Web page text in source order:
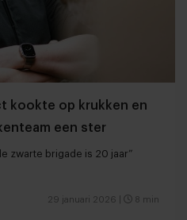
kookte op krukken en
een ster
zwarte brigade is 20 jaar”
29 januari 2026 8 min